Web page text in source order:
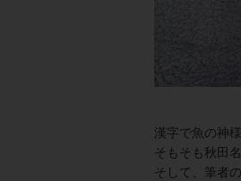
漢字で魚の神
そもそも秋田
そして、筆者